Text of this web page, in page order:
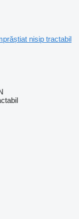
nisip tractabil